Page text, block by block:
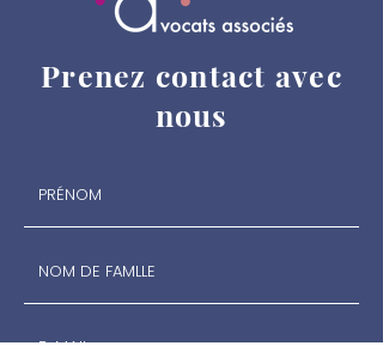
Prenez contact avec
nous